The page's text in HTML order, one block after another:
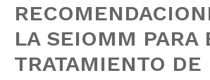
LA SEIOMM PARA
TRATAMIENTO DE